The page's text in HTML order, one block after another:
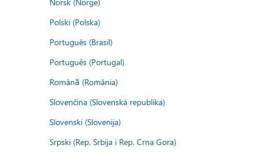
Polski (Polska)
Português (Brasil)
Português (Portugal)
Română (România)
Slovenčina (Slovenská republika)
Slovenski (Slovenija)
Srpski (Rep. Srbija i Rep. Crna Gora)